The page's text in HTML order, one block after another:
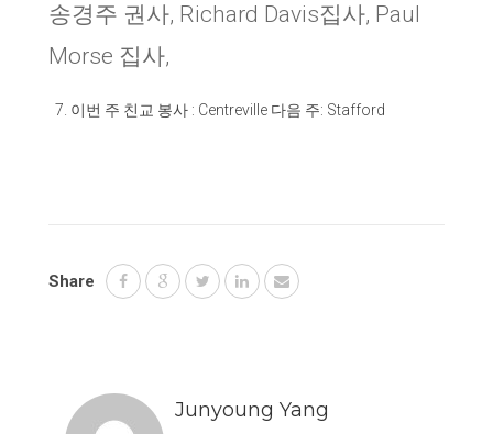
송경주 권사, Richard Davis집사, Paul
Morse 집사,
이번 주 친교 봉사 : Centreville 다음 주: Stafford
Share
Junyoung Yang